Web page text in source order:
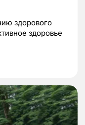
здорового
здоровье